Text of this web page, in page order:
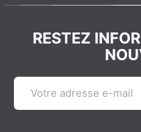
RESTEZ